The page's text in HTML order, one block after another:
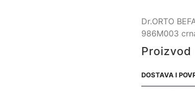
Dr.ORTO
986M003
DOSTAVA I